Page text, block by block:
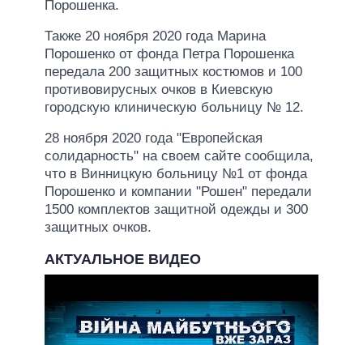
Порошенка.
Также 20 ноября 2020 года Марина
Порошенко от фонда Петра Порошенка
передала 200 защитных костюмов и 100
противовирусных очков в Киевскую
городскую клиническую больницу № 12.
28 ноября 2020 года "Европейская
солидарность" на своем сайте сообщила,
что в Винницкую больницу №1 от фонда
Порошенко и компании "Рошен" передали
1500 комплектов защитной одежды и 300
защитных очков.
АКТУАЛЬНОЕ ВИДЕО